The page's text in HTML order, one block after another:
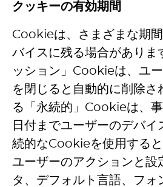
クッキーの有効期間
Cookieは、さまざまな期
バイスに残る場合がありま
ッション」Cookieは、ユ
を閉じると自動的に削除さ
る「永続的」Cookieは、
日付までユーザーのデバイ
続的なCookieを使用する
ユーザーのアクションと設
タ、デフォルト言語、フォ